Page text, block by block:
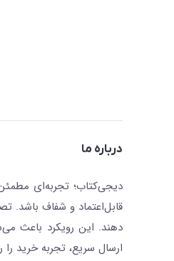
درباره ما
دیجی‌کتاب؛ تجربه‌ای
قابل‌اعتماد و شفاف باشد.
دهند. این رویکرد باعث
ارسال سریع، تجربه خرید